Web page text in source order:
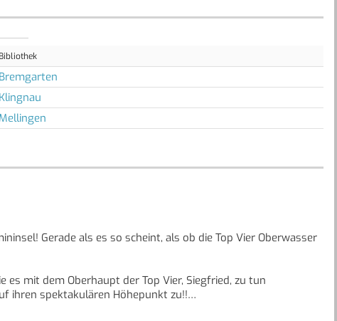
Bibliothek
Bremgarten
Klingnau
Mellingen
Gerade als es so scheint, als ob die Top Vier Oberwasser
es mit dem Oberhaupt der Top Vier, Siegfried, zu tun
ihren spektakulären Höhepunkt zu!!